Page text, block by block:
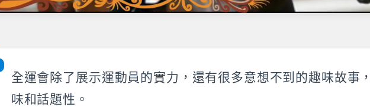
全運會除了展示運動員的實力，還有很多意想不到的趣味故事
味和話題性。